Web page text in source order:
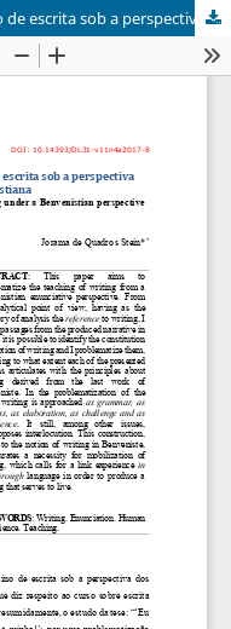
Um convite a problematizar o ensino de escrita sob a perspectiva enunciativa benvenistiana